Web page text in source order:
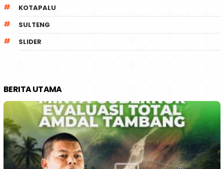
KOTAPALU
SULTENG
SLIDER
BERITA UTAMA